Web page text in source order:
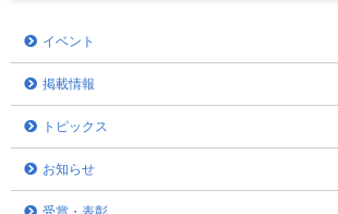
イベント
掲載情報
トピックス
お知らせ